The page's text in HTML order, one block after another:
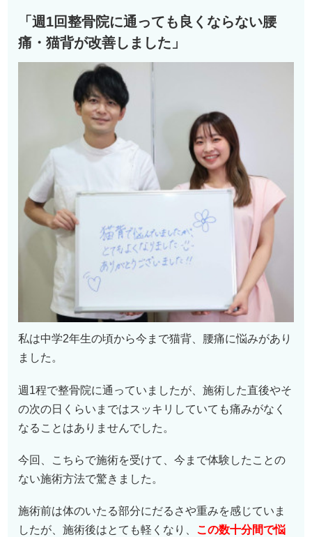
「週1回整骨院に通っても良くならない腰
痛・猫背が改善しました」
私は中学2年生の頃から今まで猫背、腰痛に悩みがあり
ました。
週1程で整骨院に通っていましたが、施術した直後やそ
の次の日くらいまではスッキリしていても痛みがなく
なることはありませんでした。
今回、こちらで施術を受けて、今まで体験したことの
ない施術方法で驚きました。
施術前は体のいたる部分にだるさや重みを感じていま
したが、施術後はとても軽くなり、 この数十分間で悩